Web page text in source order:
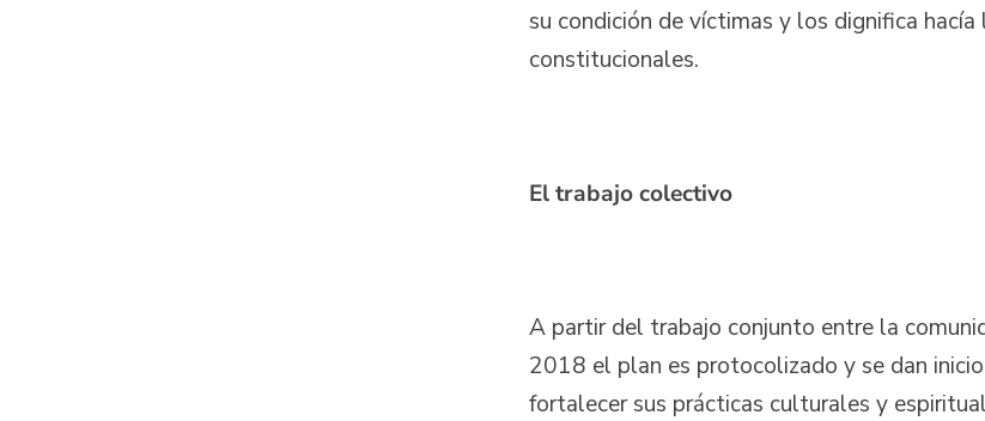
su condición de víctimas y los dignifica
constitucionales.
El trabajo colectivo
A partir del trabajo conjunto entre la
2018 el plan es protocolizado y se dan
fortalecer sus prácticas culturales y